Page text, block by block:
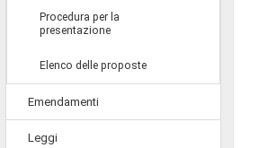
Procedura per la
presentazione
Elenco delle proposte
Emendamenti
Leggi